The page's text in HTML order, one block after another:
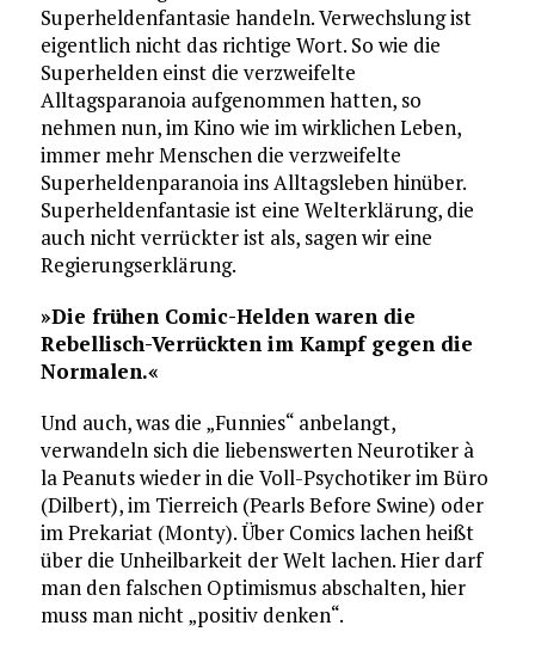
Superheldenfantasie handeln. Verwechslung ist
eigentlich nicht das richtige Wort. So wie die
Superhelden einst die verzweifelte
Alltagsparanoia aufgenommen hatten, so
nehmen nun, im Kino wie im wirklichen Leben,
immer mehr Menschen die verzweifelte
Superheldenparanoia ins Alltagsleben hinüber.
Superheldenfantasie ist eine Welterklärung, die
auch nicht verrückter ist als, sagen wir eine
Regierungserklärung.
»Die frühen Comic-Helden waren die
Rebellisch-Verrückten im Kampf gegen die
Normalen.«
Und auch, was die „Funnies“ anbelangt,
verwandeln sich die liebenswerten Neurotiker à
la Peanuts wieder in die Voll-Psychotiker im Büro
(Dilbert), im Tierreich (Pearls Before Swine) oder
im Prekariat (Monty). Über Comics lachen heißt
über die Unheilbarkeit der Welt lachen. Hier darf
man den falschen Optimismus abschalten, hier
muss man nicht „positiv denken“.